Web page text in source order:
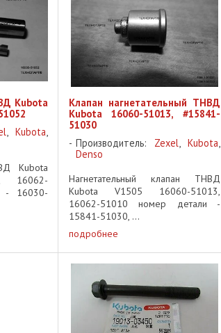
Kubota
, Kubota,
Kubota
16062-
- 16030-
Клапан нагнетательный ТНВД
Kubota 16060-51013, #15841-
51030
Производитель: Zexel, Kubota,
Denso
Нагнетательный клапан ТНВД
Kubota V1505 16060-51013,
16062-51010 номер детали -
15841-51030, ...
подробнее